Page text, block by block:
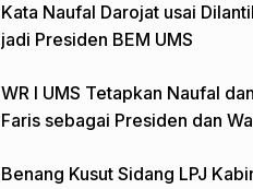
Kata Naufal Darojat usai
jadi Presiden BEM UMS
WR I UMS Tetapkan Naufal dan
Faris sebagai Presiden dan
Benang Kusut Sidang LPJ